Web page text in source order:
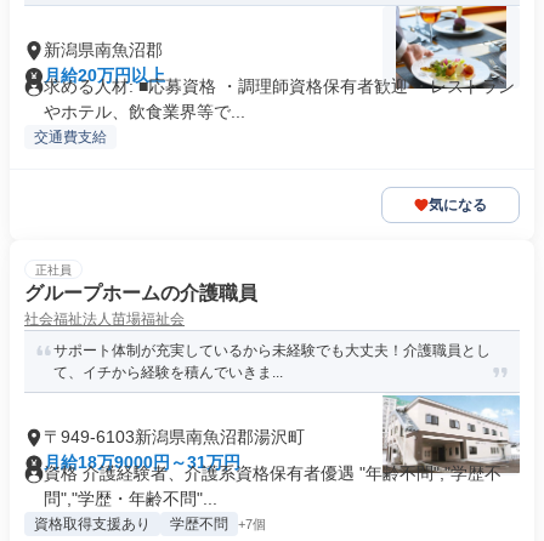
新潟県南魚沼郡
月給20万円以上
求める人材: ■応募資格 ・調理師資格保有者歓迎 ・レストラン
やホテル、飲食業界等で...
交通費支給
気になる
正社員
グループホームの介護職員
社会福祉法人苗場福祉会
サポート体制が充実しているから未経験でも大丈夫！介護職員とし
て、イチから経験を積んでいきま...
〒949-6103新潟県南魚沼郡湯沢町
月給18万9000円～31万円
資格 介護経験者、介護系資格保有者優遇 "年齢不問","学歴不
問","学歴・年齢不問"...
資格取得支援あり 学歴不問 +7個